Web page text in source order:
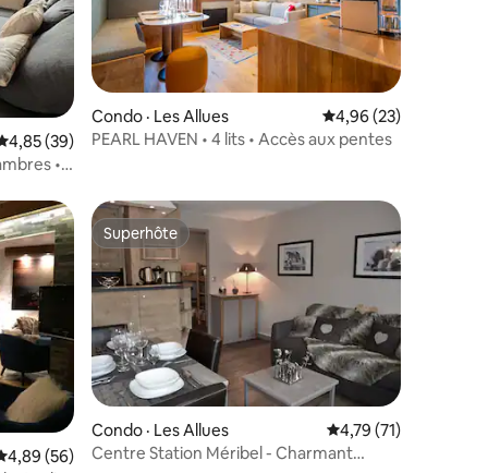
moyenne de 4,85 sur 5, 39 commentaires
4,85 (39)
•
Condo · Les Allues Note moyenne de
4,96 (23)
PEARL HAVEN • 4 lits • Accès aux pentes
moyenne de 4,89 sur 5, 56 commentaires
4,89 (56)
Superhôte
Superhôte
Condo · Les Allues Note moyenne de
4,79 (71)
Centre Station Méribel - Charmant